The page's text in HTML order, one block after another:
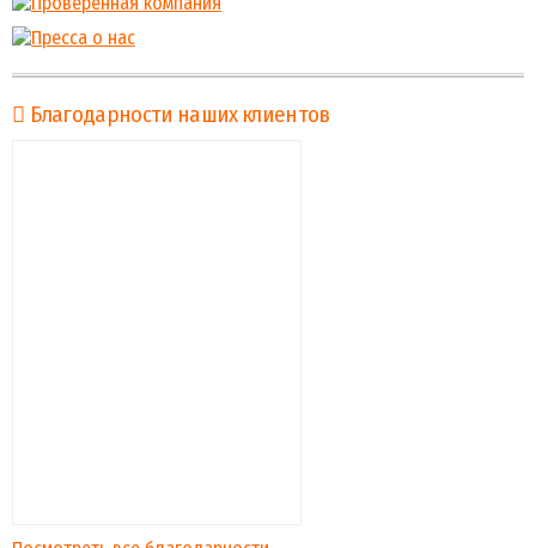
Благодарности наших клиентов